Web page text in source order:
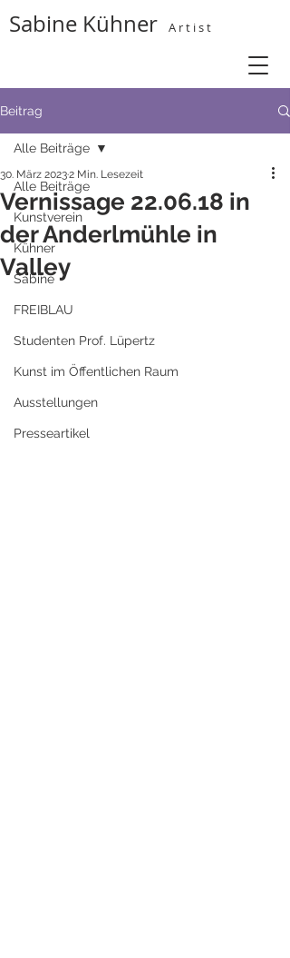
Sabine Kühner A r t i s t
Beitrag
Alle Beiträge
Kunstverein
Kühner
Sabine
FREIBLAU
Studenten Prof. Lüpertz
Kunst im Öffentlichen Raum
Ausstellungen
Presseartikel
Alle Beiträge
Vernissage 22.06.18 in
der Anderlmühle in
Valley
30. März 20232 Min. Lesezeit